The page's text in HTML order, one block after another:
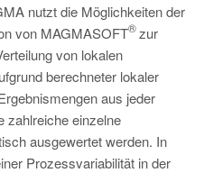
nutzt die Möglichkeiten der
von MAGMASOFT
®zur
von lokalen
berechneter lokaler
aus jeder
zahlreiche einzelne
ausgewertet werden. In
Prozessvariabilität in der